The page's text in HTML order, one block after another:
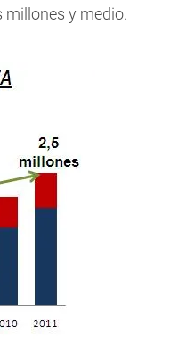
millones y medio.